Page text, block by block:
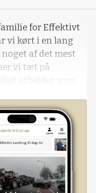
for Effektivt
vi kørt i en lang
af det mest
vi tæt på
arbejder som